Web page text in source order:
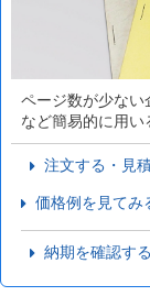
ページ数が少ない
など簡易的に用い
注文する・見
価格例を見てみ
納期を確認する